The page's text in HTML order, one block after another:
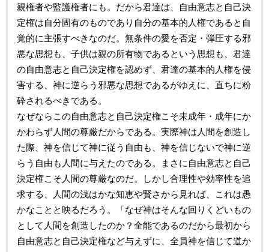
親権者や監護権者にも。だから君達は、自由意志と自己決
定権は自分固有のものであり自分の基本的人権であると自
覚的に主張すべきなのだ。無条件の愛を否定・弾圧する邪
悪な思想も、子供は親の所有物であるという思想も、君達
の自由意志と自己決定権を認めず、君達の基本的人権を侵
害する、神に逆らう邪悪な思想であるがゆえに、直ちに粉
砕されるべきである。
なぜならこの自由意志と自己決定権こそ未成年・成年にか
かわらず人間の尊厳だからである。実際神は人間を創造し
た際、神を信じて神に従う自由も、神を信じないで神に逆
らう自由も人間に与えたのである。まさに自由意志と自己
決定権こそ人間の尊厳なのだ。しかし合理性や効率性を追
求する、人間の浅はかな知恵や賢さから見れば、これは愚
かなことと映るだろう。「なぜ神はそんな回りくどいもの
として人間を創造したのか？全能であるのだから最初から
自由意志と自己決定権など与えずに、全員神を信じて道か